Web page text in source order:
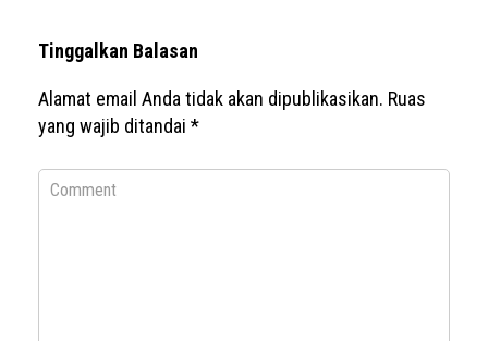
Tinggalkan Balasan
Alamat email Anda tidak akan dipublikasikan. Ruas
yang wajib ditandai *